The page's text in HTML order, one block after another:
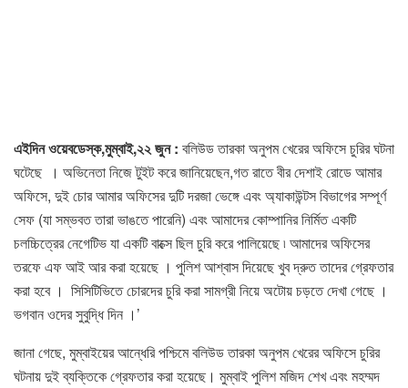
এইদিন ওয়েবডেস্ক,মুম্বাই,২২ জুন : বলিউড তারকা অনুপম খেরের অফিসে চুরির ঘটনা
ঘটেছে । অভিনেতা নিজে টুইট করে জানিয়েছেন,গত রাতে বীর দেশাই রোডে আমার
অফিসে, দুই চোর আমার অফিসের দুটি দরজা ভেঙ্গে এবং অ্যাকাউন্টস বিভাগের সম্পূর্ণ
সেফ (যা সম্ভবত তারা ভাঙতে পারেনি) এবং আমাদের কোম্পানির নির্মিত একটি
চলচ্চিত্রের নেগেটিভ যা একটি বাক্সে ছিল চুরি করে পালিয়েছে ৷ আমাদের অফিসের
তরফে এফ আই আর করা হয়েছে । পুলিশ আশ্বাস দিয়েছে খুব দ্রুত তাদের গ্রেফতার
করা হবে । সিসিটিভিতে চোরদের চুরি করা সামগ্রী নিয়ে অটোয় চড়তে দেখা গেছে ।
ভগবান ওদের সুবুদ্ধি দিন ।’
জানা গেছে, মুম্বাইয়ের আন্ধেরি পশ্চিমে বলিউড তারকা অনুপম খেরের অফিসে চুরির
ঘটনায় দুই ব্যক্তিকে গ্রেফতার করা হয়েছে। মুম্বাই পুলিশ মজিদ শেখ এবং মহম্মদ